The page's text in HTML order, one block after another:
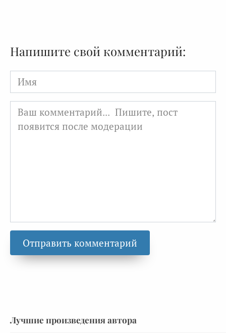
Напишите свой комментарий:
Имя
Лучшие произведения автора